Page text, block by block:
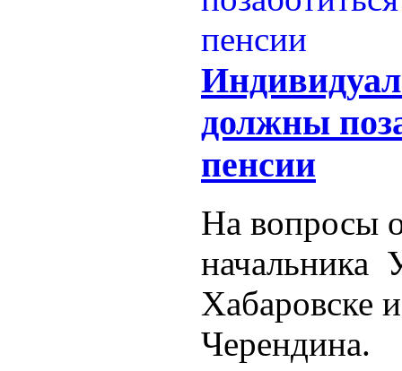
должны
пенсии
На вопросы
начальника
Хабаровске
Черендина.